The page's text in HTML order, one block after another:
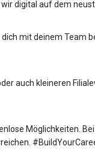
digital auf dem
mit deinem Team
auch kleineren
Möglichkeiten.